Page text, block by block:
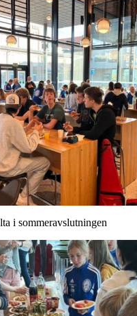
i sommeravslutningen